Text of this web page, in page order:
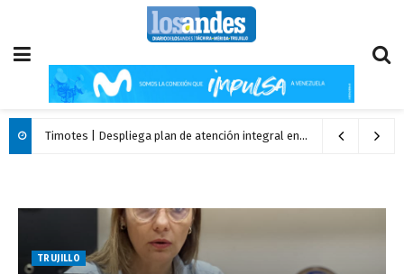
Timotes | Despliega plan de atención integral en el municipio Miranda
TRUJILLO